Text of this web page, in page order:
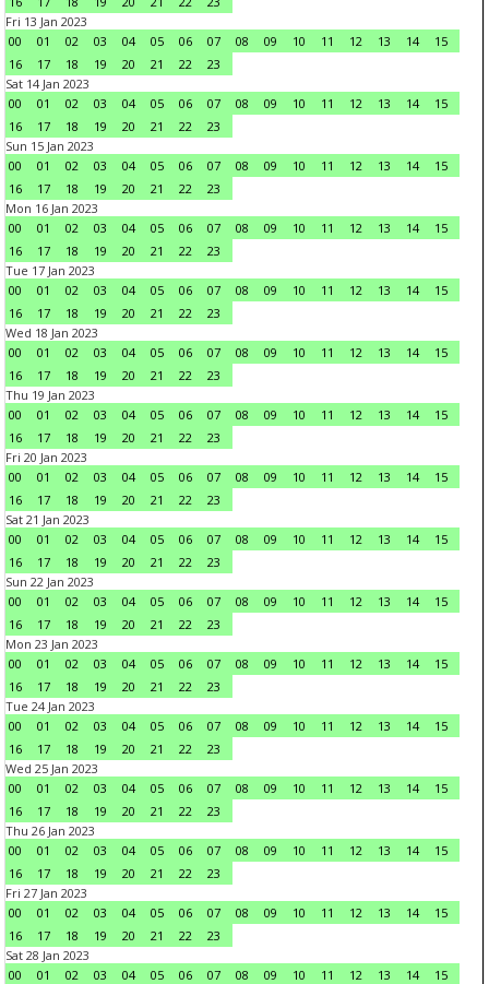
Fri 13 Jan 2023
00
01 02 03 04 05 06 07 08 09 10 11 12 13 14
15
16
17 18 19 20 21 22
23
Sat 14 Jan 2023
00
01 02 03 04 05 06 07 08 09 10 11 12 13 14
15
16
17 18 19 20 21 22
23
Sun 15 Jan 2023
00
01 02 03 04 05 06 07 08 09 10 11 12 13 14
15
16
17 18 19 20 21 22
23
Mon 16 Jan 2023
00
01 02 03 04 05 06 07 08 09 10 11 12 13 14
15
16
17 18 19 20 21 22
23
Tue 17 Jan 2023
00
01 02 03 04 05 06 07 08 09 10 11 12 13 14
15
16
17 18 19 20 21 22
23
Wed 18 Jan 2023
00
01 02 03 04 05 06 07 08 09 10 11 12 13 14
15
16
17 18 19 20 21 22
23
Thu 19 Jan 2023
00
01 02 03 04 05 06 07 08 09 10 11 12 13 14
15
16
17 18 19 20 21 22
23
Fri 20 Jan 2023
00
01 02 03 04 05 06 07 08 09 10 11 12 13 14
15
16
17 18 19 20 21 22
23
Sat 21 Jan 2023
00
01 02 03 04 05 06 07 08 09 10 11 12 13 14
15
16
17 18 19 20 21 22
23
Sun 22 Jan 2023
00
01 02 03 04 05 06 07 08 09 10 11 12 13 14
15
16
17 18 19 20 21 22
23
Mon 23 Jan 2023
00
01 02 03 04 05 06 07 08 09 10 11 12 13 14
15
16
17 18 19 20 21 22
23
Tue 24 Jan 2023
00
01 02 03 04 05 06 07 08 09 10 11 12 13 14
15
16
17 18 19 20 21 22
23
Wed 25 Jan 2023
00
01 02 03 04 05 06 07 08 09 10 11 12 13 14
15
16
17 18 19 20 21 22
23
Thu 26 Jan 2023
00
01 02 03 04 05 06 07 08 09 10 11 12 13 14
15
16
17 18 19 20 21 22
23
Fri 27 Jan 2023
00
01 02 03 04 05 06 07 08 09 10 11 12 13 14
15
16
17 18 19 20 21 22
23
Sat 28 Jan 2023
00
01 02 03 04 05 06 07 08 09 10 11 12 13 14
15